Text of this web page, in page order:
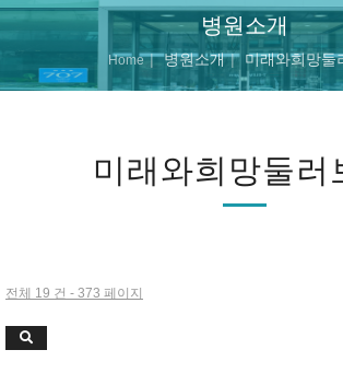
병원소개
Home 병원소개 미래와희망둘
미래와희망둘러
전체 19 건 - 373 페이지